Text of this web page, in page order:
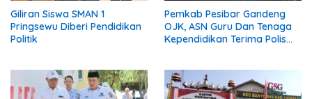
Giliran Siswa SMAN 1
Pringsewu Diberi Pendidikan
Politik
Pemkab Pesibar Gandeng
OJK, ASN Guru Dan Tenaga
Kependidikan Terima Polis